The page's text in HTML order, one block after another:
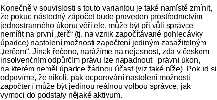
Konečně v souvislosti s touto variantou je také namístě zmínit,
že pokud následný zápočet bude proveden prostřednictvím
jednostranného úkonu věřitele, může být při vůli správce
nemířit na první „terč“ (tj. na vznik započítávané pohledávky
úpadce) nastolení možnosti započtení jediným zasažitelným
„terčem“. Jinak řečeno, narážíme na nejasnost, zda v českém
insolvenčním odpůrčím právu lze napadnout i právní úkon,
na kterém neměl úpadce žádnou účast (viz také níže). Pokud si
odpovíme, že nikoli, pak odporování nastolení možnosti
započtení může být jedinou reálnou volbou správce, jak
vymoci do podstaty nějaké aktivum.